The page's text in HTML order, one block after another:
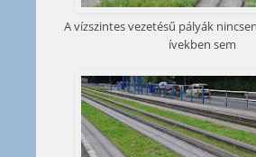
A vízszintes vezetésű pályák
ívekben sem